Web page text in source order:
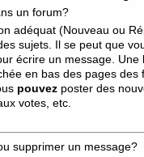
un forum?
adéquat (Nouveau ou
sujets. Il se peut que
écrire un message. Une
en bas des pages des
pouvez poster des
votes, etc.
supprimer un message?